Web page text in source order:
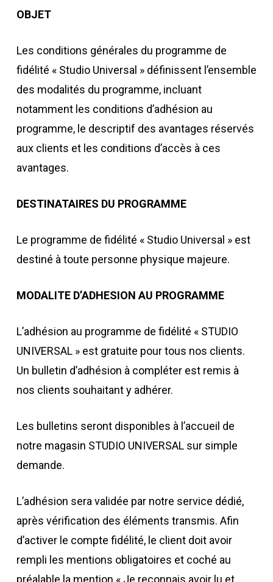
OBJET
Les conditions générales du programme de
fidélité « Studio Universal » définissent l’ensemble
des modalités du programme, incluant
notamment les conditions d’adhésion au
programme, le descriptif des avantages réservés
aux clients et les conditions d’accès à ces
avantages.
DESTINATAIRES DU PROGRAMME
Le programme de fidélité « Studio Universal » est
destiné à toute personne physique majeure.
MODALITE D’ADHESION AU PROGRAMME
L’adhésion au programme de fidélité « STUDIO
UNIVERSAL » est gratuite pour tous nos clients.
Un bulletin d’adhésion à compléter est remis à
nos clients souhaitant y adhérer.
Les bulletins seront disponibles à l’accueil de
notre magasin STUDIO UNIVERSAL sur simple
demande.
L’adhésion sera validée par notre service dédié,
après vérification des éléments transmis. Afin
d’activer le compte fidélité, le client doit avoir
rempli les mentions obligatoires et coché au
préalable la mention « Je reconnais avoir lu et